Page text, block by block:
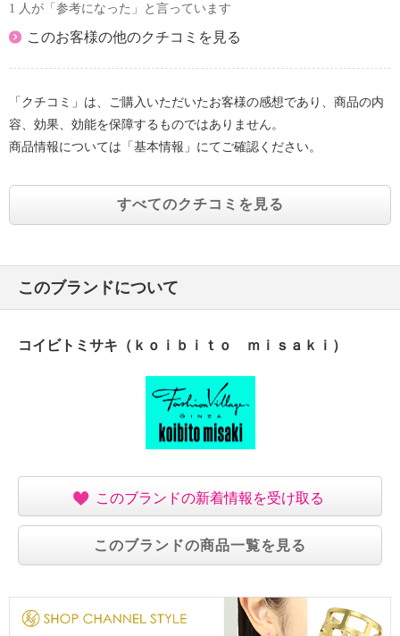
1 人が「参考になった」と言っています
このお客様の他のクチコミを見る
「クチコミ」は、ご購入いただいたお客様の感想であり、商品の内
容、効果、効能を保障するものではありません。
商品情報については「基本情報」にてご確認ください。
すべてのクチコミを見る
このブランドについて
コイビトミサキ（ｋｏｉｂｉｔｏ ｍｉｓａｋｉ）
このブランドの新着情報を受け取る
このブランドの商品一覧を見る